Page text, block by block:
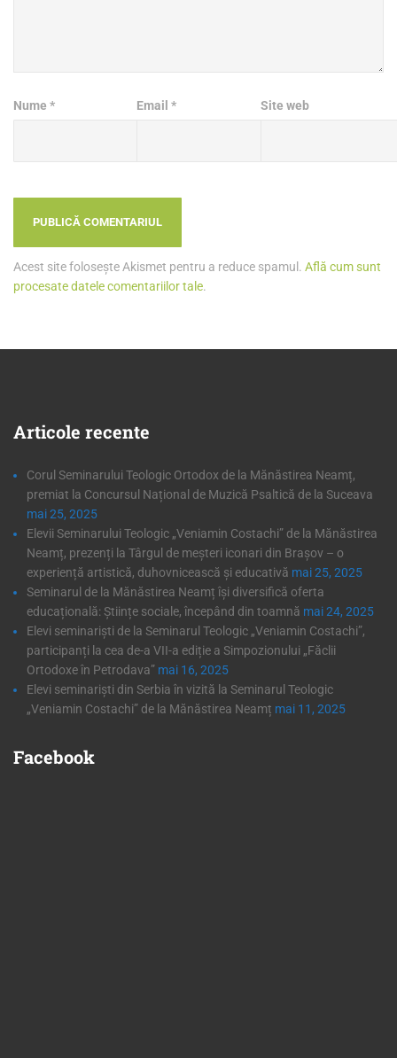
Nume * Email* Site web
Acest site folosește Akismet pentru a reduce spamul. Află cum sunt
procesate datele comentariilor tale.
Articole recente
Corul Seminarului Teologic Ortodox de la Mănăstirea Neamț,
premiat la Concursul Național de Muzică Psaltică de la Suceava
mai 25, 2025
Elevii Seminarului Teologic „Veniamin Costachi” de la Mănăstirea
Neamț, prezenți la Târgul de meșteri iconari din Brașov – o
experiență artistică, duhovnicească și educativă mai 25, 2025
Seminarul de la Mănăstirea Neamț își diversifică oferta
educațională: Științe sociale, începând din toamnă mai 24, 2025
Elevi seminariști de la Seminarul Teologic „Veniamin Costachi”,
participanți la cea de-a VII-a ediție a Simpozionului „Făclii
Ortodoxe în Petrodava” mai 16, 2025
Elevi seminariști din Serbia în vizită la Seminarul Teologic
„Veniamin Costachi” de la Mănăstirea Neamț mai 11, 2025
Facebook